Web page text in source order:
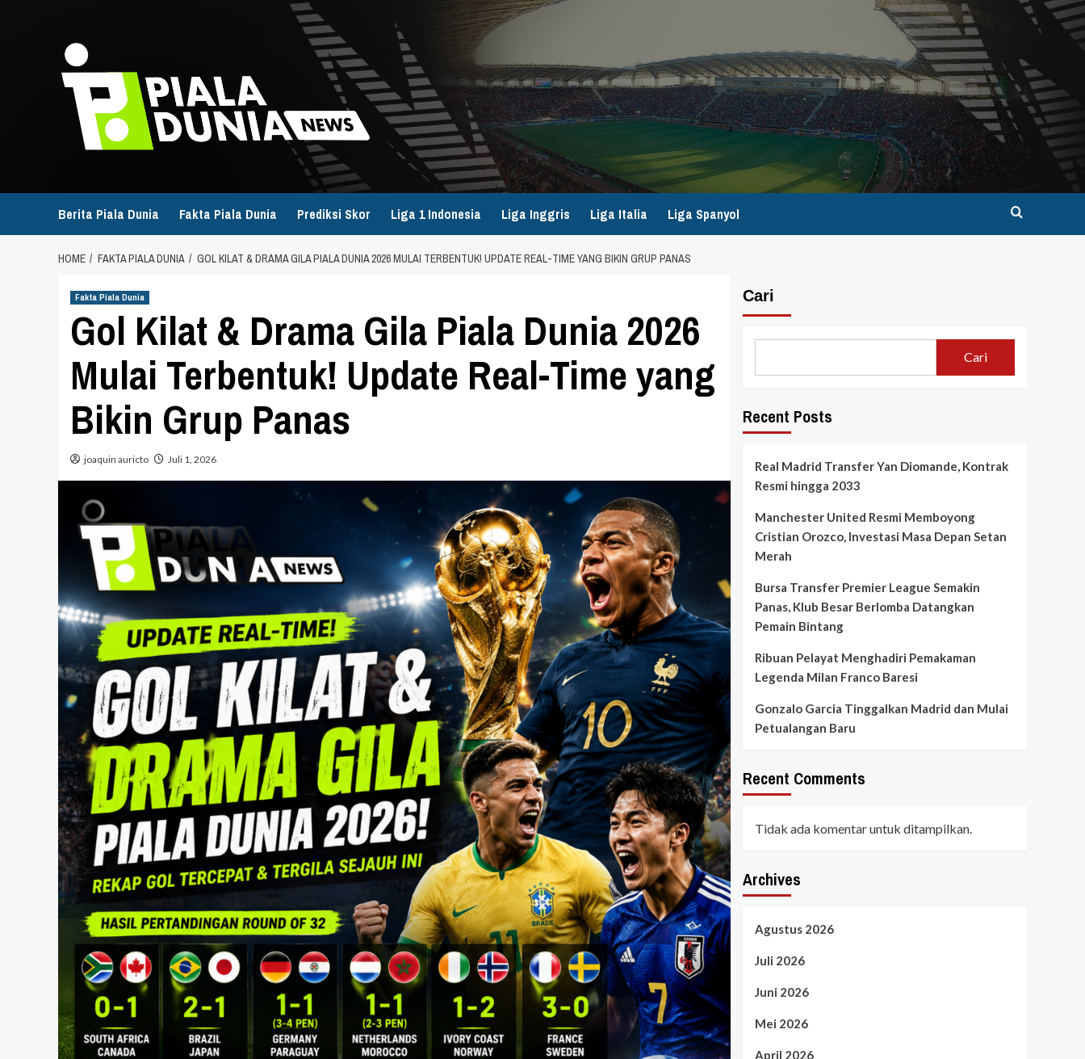
Berita Piala Dunia Fakta Piala Dunia Prediksi Skor Liga 1 Indonesia Liga Inggris Liga Italia Liga Spanyol
HOME FAKTA PIALA DUNIA GOL KILAT & DRAMA GILA PIALA DUNIA 2026 MULAI TERBENTUK! UPDATE REAL-TIME YANG BIKIN GRUP PANAS
Fakta Piala Dunia
Gol Kilat & Drama Gila Piala Dunia 2026
Mulai Terbentuk! Update Real-Time yang
Bikin Grup Panas
joaquin auricto Juli 1, 2026
Cari
Cari
Recent Posts
Real Madrid Transfer Yan Diomande, Kontrak
Resmi hingga 2033
Manchester United Resmi Memboyong
Cristian Orozco, Investasi Masa Depan Setan
Merah
Bursa Transfer Premier League Semakin
Panas, Klub Besar Berlomba Datangkan
Pemain Bintang
Ribuan Pelayat Menghadiri Pemakaman
Legenda Milan Franco Baresi
Gonzalo Garcia Tinggalkan Madrid dan Mulai
Petualangan Baru
Recent Comments
Tidak ada komentar untuk ditampilkan.
Archives
Agustus 2026
Juli 2026
Juni 2026
Mei 2026
April 2026